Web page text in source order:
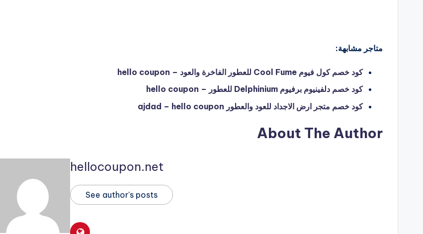
متاجر مشابهة:
كود خصم كول فيوم Cool Fume للعطور الفاخرة والعود – hello coupon
كود خصم دلفينيوم برفيوم Delphinium للعطور – hello coupon
كود خصم متجر ارض الاجداد للعود والعطور ajdad – hello coupon
About The Author
hellocoupon.net
See author's posts